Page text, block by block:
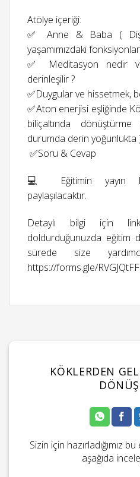
Atölye içeriği:
✅ ⁠Anne & Baba (
yaşamımızdaki
✅⁠ ⁠Meditasyon nedir
derinleşilir ?
✅⁠Duygular ve hissetmek,
⁠✅Aton enerjisi eşliğinde
biliçaltında
durumda derin yoğunlukta
⁠ ⁠✅Soru & Cevap
💻 Eğitimin yayın
paylaşılacaktır.
Detaylı bilgi için
doldurduğunuzda eğitim
sürede size
https://forms.gle/
KÖKLERDEN
Sizin için hazırladığımız
aşağıda